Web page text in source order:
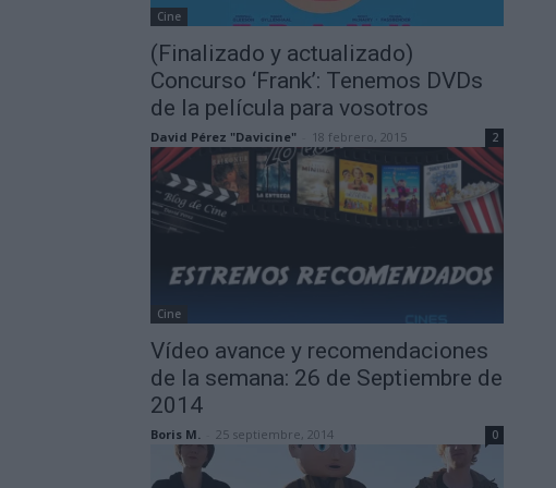
Cine
(Finalizado y actualizado)
Concurso ‘Frank’: Tenemos DVDs
de la película para vosotros
David Pérez "Davicine" 18 febrero, 2015 2
Cine
Vídeo avance y recomendaciones
de la semana: 26 de Septiembre de
2014
Boris M. 25 septiembre, 2014 0